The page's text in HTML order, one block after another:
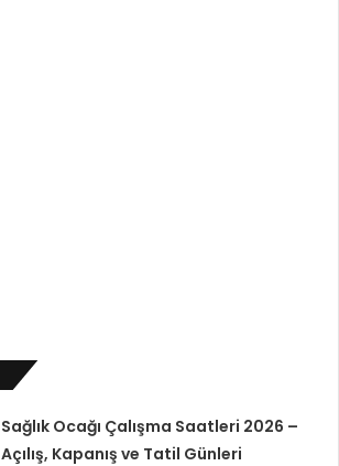
Sağlık Ocağı Çalışma Saatleri 2026 –
Açılış, Kapanış ve Tatil Günleri